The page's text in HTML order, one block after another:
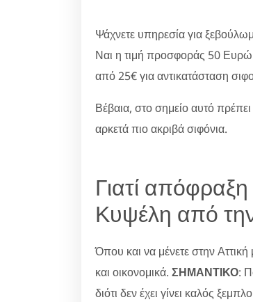
Ψάχνετε υπηρεσία για
Ναι η τιμή προσφοράς 50 Ευρώ
από 25€ για αντικατάσταση
Βέβαια, στο σημείο αυτό
αρκετά πιο ακριβά σιφόνια.
Γιατί
Κυψέλη από
Όπου και να μένετε στην
και οικονομικά. ΣΗΜΑΝΤΙΚΟ:
διότι δεν έχει γίνει καλός